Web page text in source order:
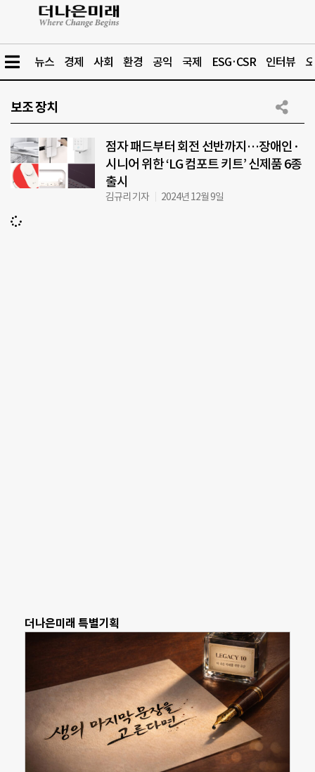
뉴스 경제 사회 환경 공익 국제 ESG·CSR 인터뷰
보조 장치
점자 패드부터 회전 선반까지…장애인·
시니어 위한 ‘LG 컴포트 키트’ 신제품 6종
출시
김규리 기자 2024년 12월 9일
더나은미래 특별기획